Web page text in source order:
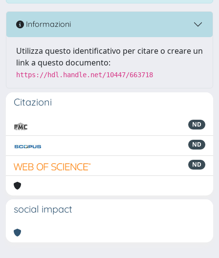
Informazioni
Utilizza questo identificativo per citare o creare un
link a questo documento:
https://hdl.handle.net/10447/663718
Citazioni
ND
ND
ND
social impact